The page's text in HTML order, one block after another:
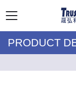
PRODUCT